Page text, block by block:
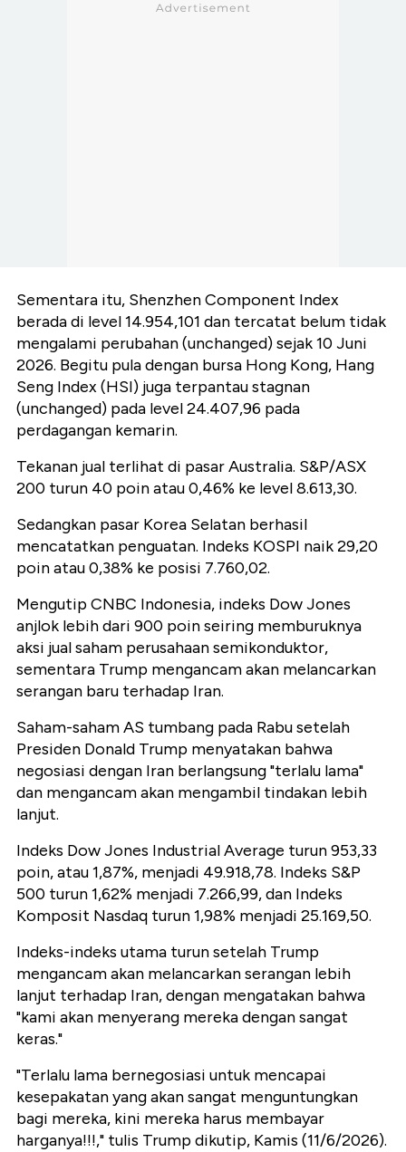
Sementara itu, Shenzhen Component Index
berada di level 14.954,101 dan tercatat belum tidak
mengalami perubahan (unchanged) sejak 10 Juni
2026. Begitu pula dengan bursa Hong Kong, Hang
Seng Index (HSI) juga terpantau stagnan
(unchanged) pada level 24.407,96 pada
perdagangan kemarin.
Tekanan jual terlihat di pasar Australia. S&P/ASX
200 turun 40 poin atau 0,46% ke level 8.613,30.
Sedangkan pasar Korea Selatan berhasil
mencatatkan penguatan. Indeks KOSPI naik 29,20
poin atau 0,38% ke posisi 7.760,02.
Mengutip CNBC Indonesia, indeks Dow Jones
anjlok lebih dari 900 poin seiring memburuknya
aksi jual saham perusahaan semikonduktor,
sementara Trump mengancam akan melancarkan
serangan baru terhadap Iran.
Saham-saham AS tumbang pada Rabu setelah
Presiden Donald Trump menyatakan bahwa
negosiasi dengan Iran berlangsung "terlalu lama"
dan mengancam akan mengambil tindakan lebih
lanjut.
Indeks Dow Jones Industrial Average turun 953,33
poin, atau 1,87%, menjadi 49.918,78. Indeks S&P
500 turun 1,62% menjadi 7.266,99, dan Indeks
Komposit Nasdaq turun 1,98% menjadi 25.169,50.
Indeks-indeks utama turun setelah Trump
mengancam akan melancarkan serangan lebih
lanjut terhadap Iran, dengan mengatakan bahwa
"kami akan menyerang mereka dengan sangat
keras."
"Terlalu lama bernegosiasi untuk mencapai
kesepakatan yang akan sangat menguntungkan
bagi mereka, kini mereka harus membayar
harganya!!!," tulis Trump dikutip, Kamis (11/6/2026).